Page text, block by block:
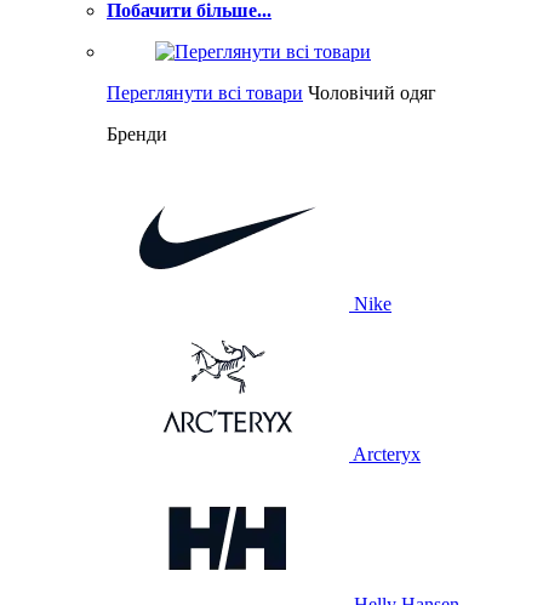
Побачити більше...
Переглянути всі товари Чоловічий одяг
Бренди
Nike
Arcteryx